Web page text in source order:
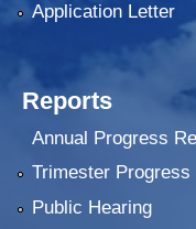
Application Letter
Reports
Annual Progress
Trimester Progress
Public Hearing